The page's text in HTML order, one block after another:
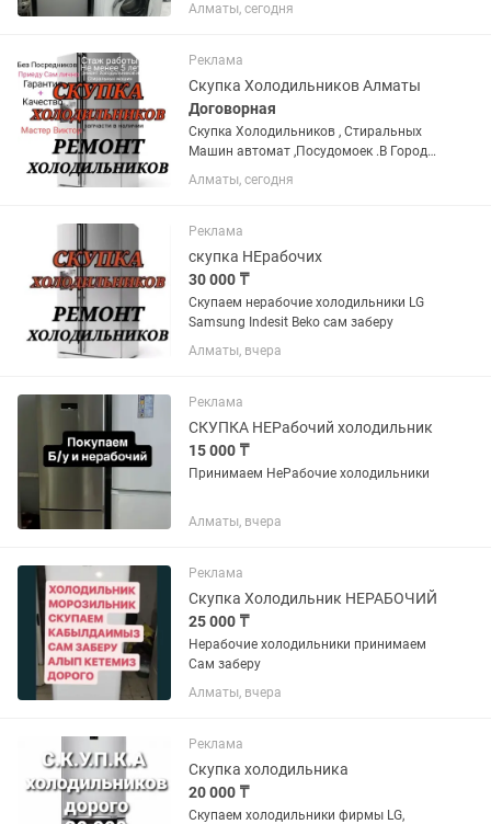
Алматы, сегодня
Реклама
Скупка Холодильников Алматы
Договорная
Скупка Холодильников , Стиральных
Машин автомат ,Посудомоек .В Городе
Алматы в нерабочем состоянии.
Разных производителей,в хорошем
Алматы, сегодня
Реклама
скупка НЕрабочих
30 000 ₸
Скупаем нерабочие холодильники LG
Samsung Indesit Beko сам заберу
Алматы, вчера
Реклама
СКУПКА НЕРабочий холодильник
15 000 ₸
Принимаем НеРабочие холодильники
Алматы, вчера
Реклама
Скупка Холодильник НЕРАБОЧИЙ
25 000 ₸
Нерабочие холодильники принимаем
Сам заберу
Алматы, вчера
Реклама
Скупка холодильника
20 000 ₸
Скупаем холодильники фирмы LG,